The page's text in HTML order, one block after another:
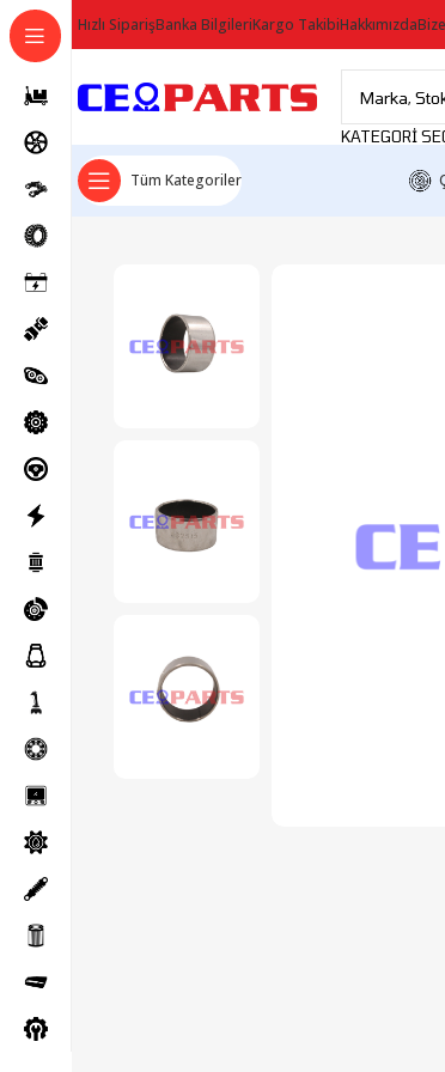
Hızlı SiparişBanka BilgileriKargo TakibiHakkımızda
KATEGORI
Tüm Kategoriler